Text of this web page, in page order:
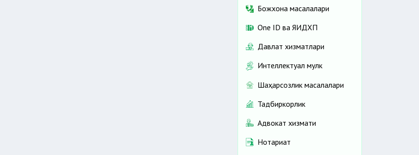
Божхона масалалари
One ID ва ЯИДХП
Давлат хизматлари
Интеллектуал мулк
Шаҳарсозлик масалалари
Тадбиркорлик
Адвокат хизмати
Нотариат